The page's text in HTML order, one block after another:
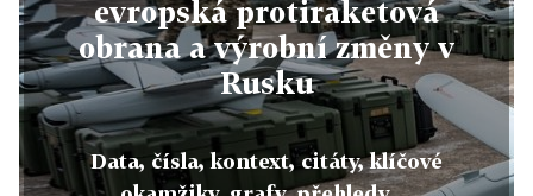
evropská protiraketová
obrana a výrobní změny v
Rusku
Data, čísla, kontext, citáty, klíčové